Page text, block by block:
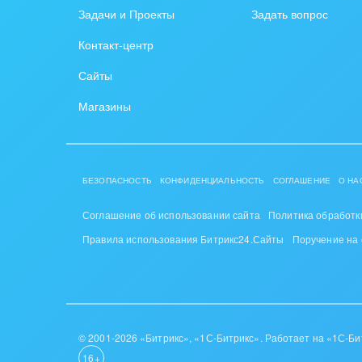
внедрения
Внедрение для медицины
Внедрение онлайн-
/ Интранета
Задачи и Проекты
Контакт-центр
Сайты
Магазины
Задать вопрос
БЕЗОПАСНОСТЬ КОНФИДЕНЦИАЛЬНОСТЬ СОГЛАШЕНИЕ О
Соглашение об использовании сайта
Политика
Правила использования Битрикс24.Сайты
Поручение на
© 2001-2026 «Битрикс», «1С-Битрикс». Работает на «1С-
16+